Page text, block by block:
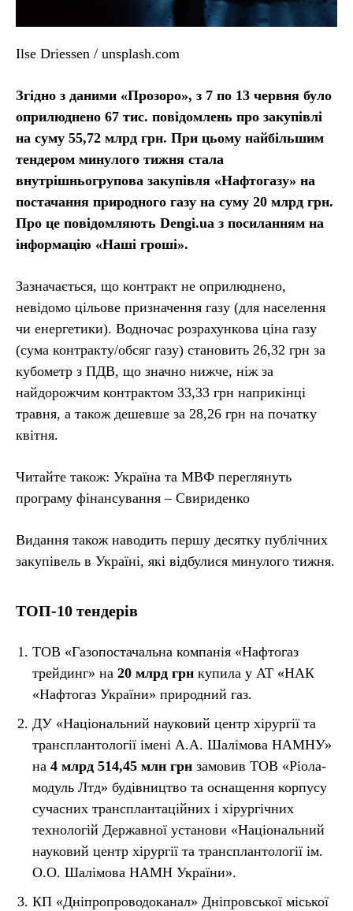
Ilse Driessen / unsplash.com
Згідно з даними «Прозоро», з 7 по 13 червня було
оприлюднено 67 тис. повідомлень про закупівлі
на суму 55,72 млрд грн. При цьому найбільшим
тендером минулого тижня стала
внутрішньогрупова закупівля «Нафтогазу» на
постачання природного газу на суму 20 млрд грн.
Про це повідомляють Dengi.ua з посиланням на
інформацію «Наші гроші».
Зазначається, що контракт не оприлюднено,
невідомо цільове призначення газу (для населення
чи енергетики). Водночас розрахункова ціна газу
(сума контракту/обсяг газу) становить 26,32 грн за
кубометр з ПДВ, що значно нижче, ніж за
найдорожчим контрактом 33,33 грн наприкінці
травня, а також дешевше за 28,26 грн на початку
квітня.
Читайте також: Україна та МВФ переглянуть
програму фінансування – Свириденко
Видання також наводить першу десятку публічних
закупівель в Україні, які відбулися минулого тижня.
ТОП-10 тендерів
ТОВ «Газопостачальна компанія «Нафтогаз
трейдинг» на 20 млрд грн купила у АТ «НАК
«Нафтогаз України» природний газ.
ДУ «Національний науковий центр хірургії та
трансплантології імені А.А. Шалімова НАМНУ»
на 4 млрд 514,45 млн грн замовив ТОВ «Ріола-
модуль Лтд» будівництво та оснащення корпусу
сучасних трансплантаційних і хірургічних
технологій Державної установи «Національний
науковий центр хірургії та трансплантології ім.
О.О. Шалімова НАМН України».
КП «Дніпропроводоканал» Дніпровської міської